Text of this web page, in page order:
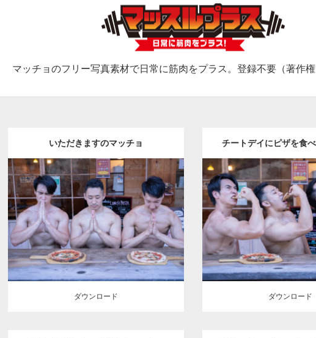
マッチョのフリー写真素材で日常に筋肉をプラス。登録不要（著作権
いただきますのマッチョ
Update:2024.06.7
Category: ピザ屋のマッチョ（方南町）
kaichan AKIHITO(細マッチョ)
SOSUKE 外資系筋肉 大胸筋 肩 方南町
（東京）
ダウンロード
ダウンロード
チートデイにピザを食
Update:
Category:ピザ屋のマッ
kaichanAKIHITO(細
SOSUKE
外資系筋肉 肩
京）
ダウンロード
ダウンロード